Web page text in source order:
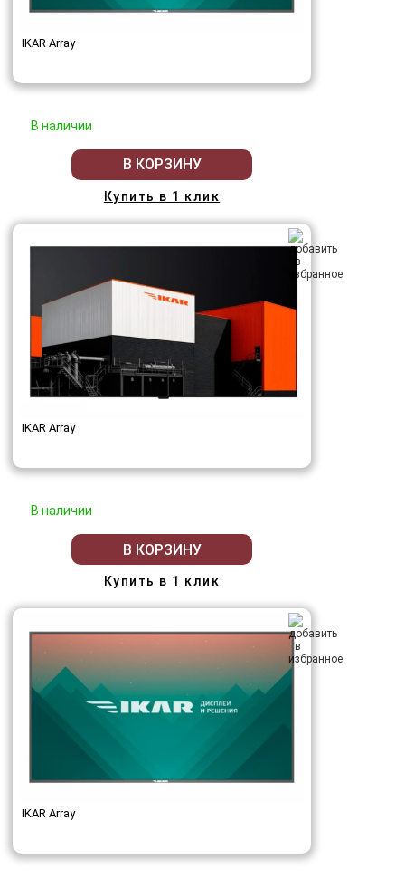
IKAR Array
В наличии
В КОРЗИНУ
Купить в 1 клик
IKAR Array
В наличии
В КОРЗИНУ
Купить в 1 клик
IKAR Array